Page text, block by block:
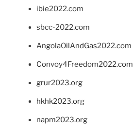
ibie2022.com
sbcc-2022.com
AngolaOilAndGas2022.com
Convoy4Freedom2022.com
grur2023.org
hkhk2023.org
napm2023.org